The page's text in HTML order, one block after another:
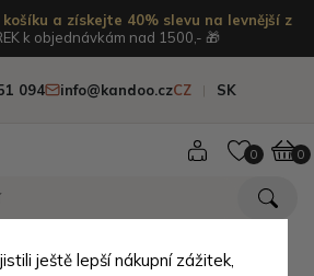
a získejte 40% slevu na levnější z
k objednávkám nad 1500,- 🎁
094 info@kandoo.czCZ SK
0 0
pánská kožená
ještě lepší nákupní zážitek,